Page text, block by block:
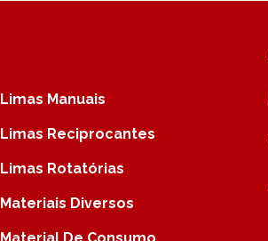
Limas Manuais
Limas Reciprocantes
Limas Rotatórias
Materiais Diversos